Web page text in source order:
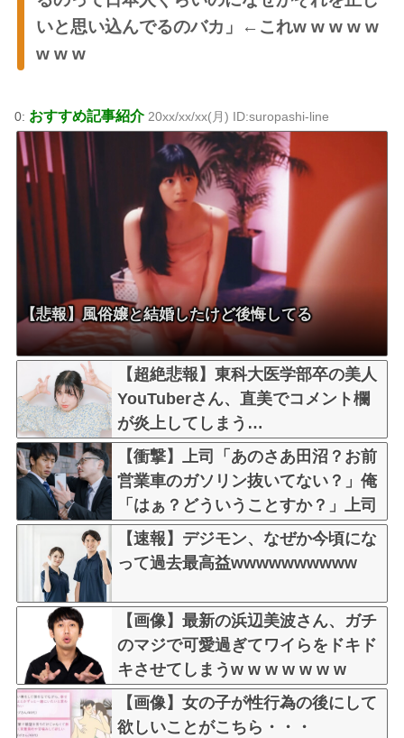
いと思い込んでるのバカ」←これw w w w w
w w w
0: おすすめ記事紹介20xx/xx/xx(月) ID:suropashi-line
【悲報】風俗嬢と結婚したけど後悔してる
【超絶悲報】東科大医学部卒の美人
YouTuberさん、直美でコメント欄
が炎上してしまう…
【衝撃】上司「あのさあ田沼？お前
営業車のガソリン抜いてない？」俺
「はぁ？どういうことすか？」上司
「自分の車に入れ替えたりしてな
い？？」←これw w w w w w
【速報】デジモン、なぜか今頃にな
って過去最高益wwwwwwwwww
【画像】最新の浜辺美波さん、ガチ
のマジで可愛過ぎてワイらをドキド
キさせてしまうw w w w w w w
【画像】女の子が性行為の後にして
欲しいことがこちら・・・